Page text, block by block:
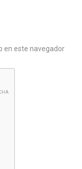
en este navegador